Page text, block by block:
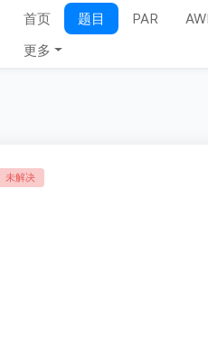
首页 题目 PAR
更多
未解决